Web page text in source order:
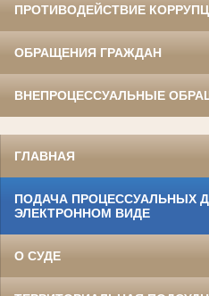
ПРОТИВОДЕЙСТВИЕ
ОБРАЩЕНИЯ ГРАЖДАН
ВНЕПРОЦЕССУАЛЬНЫЕ
ГЛАВНАЯ
ПОДАЧА ПРОЦЕССУАЛЬНЫХ
ЭЛЕКТРОННОМ ВИДЕ
О СУДЕ